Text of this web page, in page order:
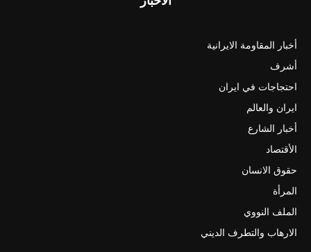
أخبار المقاومة الايرانية
أشرف
احتجاجات في ايران
ايران والعالم
أخبار الشارع
الأقتصاد
حقوق الانسان
المرأة
الملف النووي
الارهاب والتطرف الديني